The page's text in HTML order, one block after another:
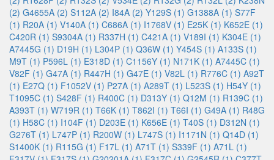
(2) G4655A (2) S112A (2) I84A (2) Y129S (1) G1388A (1) S77F
(1) R20A (1) V140A (1) C686A (1) I1768V (1) E25K (1) K652E (1)
C420R (1) S9304A (1) R337H (1) C421A (1) V189I (1) K304E (1)
A7445G (1) D19H (1) L304P (1) Q36W (1) Y454S (1) A133S (1)
M9T (1) P596L (1) E318D (1) C1156Y (1) N171K (1) A7445C (1)
V82F (1) G47A (1) R447H (1) G47E (1) V82L (1) R776C (1) A92T
(1) E27Q (1) F1052V (1) P27A (1) A289T (1) L523S (1) H54Y (1)
T1095C (1) S428F (1) R400C (1) D313Y (1) Q12M (1) R139C (1)
A393T (1) W719R (1) T66K (1) T862I (1) T66I (1) G49A (1) R48G
(1) H58C (1) I104F (1) D203E (1) K656E (1) T40S (1) D312N (1)
G276T (1) L747P (1) R200W (1) L747S (1) I1171N (1) Q14D (1)
S1400K (1) R115G (1) F17L (1) A71T (1) S339F (1) A71L (1)